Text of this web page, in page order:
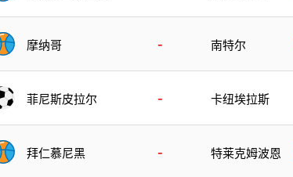
摩纳哥 - 南特尔
菲尼斯皮拉尔 - 卡纽埃拉斯
拜仁慕尼黑 - 特莱克姆波恩